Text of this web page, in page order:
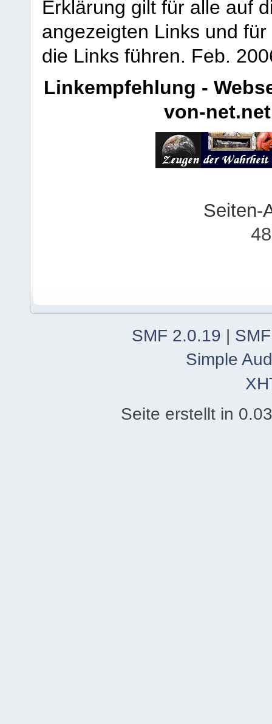
Erklärung gilt für alle auf
angezeigten Links und
die Links führen. Feb.
Linkempfehlung -
von-net.net
Seiten-
SMF 2.0.19 |
Simple
Seite erstellt in